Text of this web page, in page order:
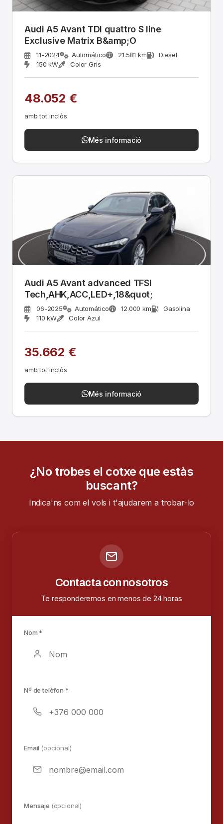
Audi A5 Avant TDI quattro S line
Exclusive Matrix B&amp;O
11-2024 Automático 21.581 km
Diesel
150 kW
Color Gris
48.052 €
amb tot inclòs
Més informació
Audi A5 Avant advanced TFSI
Tech,AHK,ACC,LED+,18&quot;
06-2025 Automático 12.000 km
Gasolina
110 kW
Color Azul
35.662 €
amb tot inclòs
Més informació
¿No trobes el cotxe que estàs
buscant?
Indica'ns com el vols i t'ajudarem a trobar-lo
Contacta con nosotros
Te responderemos en menos de 24 horas
Nom *
Nº de telèfon *
Email (opcional)
Mensaje (opcional)